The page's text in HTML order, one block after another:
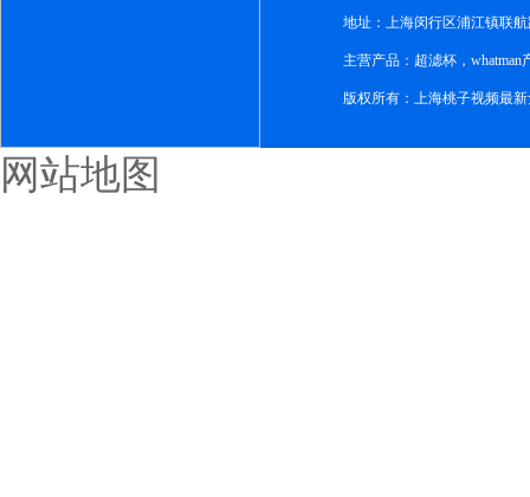
地址：上海闵行区浦江镇联航
主营产品：超滤杯，
版权所有：上海桃子视频最
网站地图